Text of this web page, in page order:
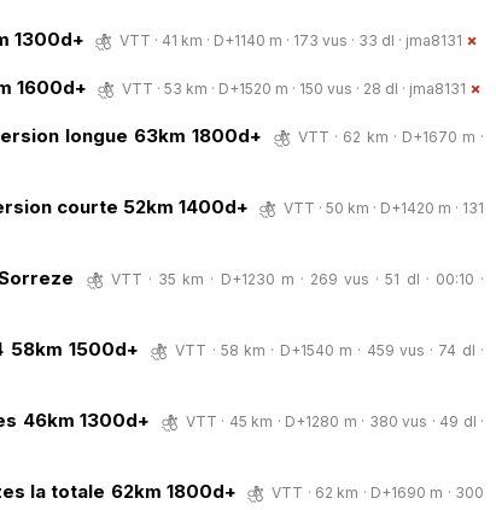
1300d+ VTT · 41 km · D+1140 m · 173 vus · 33 dl · jma8131
1600d+ VTT · 53 km · D+1520 m · 150 vus · 28 dl · jma8131
longue 63km 1800d+
VTT · 62 km · D+1670 m ·
courte 52km 1400d+
VTT · 50 km · D+1420 m · 131
VTT · 35 km · D+1230 m · 269 vus · 51 dl · 00:10 ·
58km 1500d+
VTT · 58 km · D+1540 m · 459 vus · 74 dl ·
46km 1300d+
VTT · 45 km · D+1280 m · 380 vus · 49 dl ·
la totale 62km 1800d+
VTT · 62 km · D+1690 m · 300